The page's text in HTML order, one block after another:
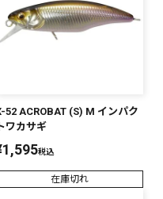
52 ACROBAT (S) M インパク
トワカサギ
1,595税込
在庫切れ